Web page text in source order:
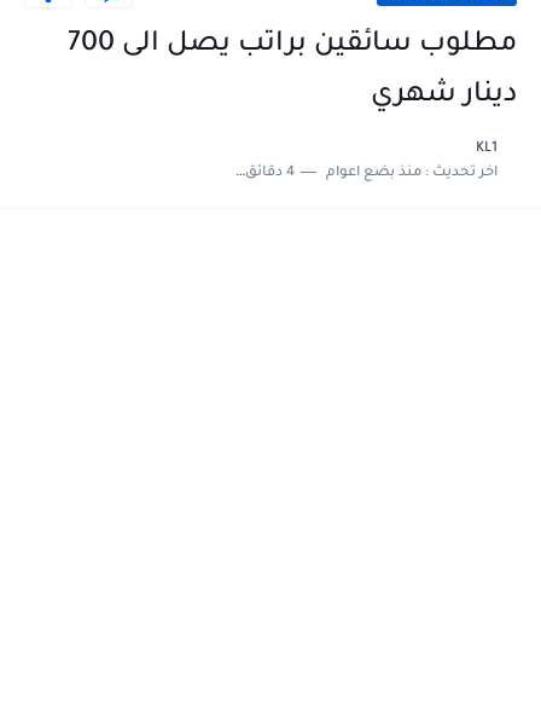
مطلوب سائقين براتب يصل الى 700
دينار شهري
KL1
اخر تحديث :منذ بضع اعوام 4 دقائق للقراءة